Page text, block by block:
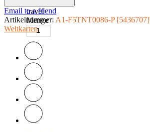
travel
Menge
Email to a friend
Artikelnummer: A1-F5TNT0086-P [5436707]
Weltkarten